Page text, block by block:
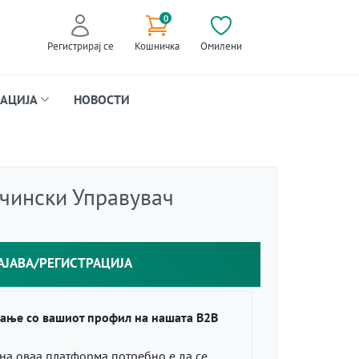
Регистрирај се
0
Кошничка Омилени
НОВОСТИ
Управувач
РЕГИСТРАЦИЈА
со вашиот профил на нашата B2B
оваа платформа потребно е да се